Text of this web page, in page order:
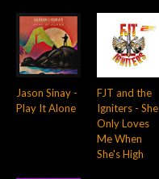
Jason Sinay -
Play It Alone
FJT and the
Igniters - She
Only Loves
Me When
She's High